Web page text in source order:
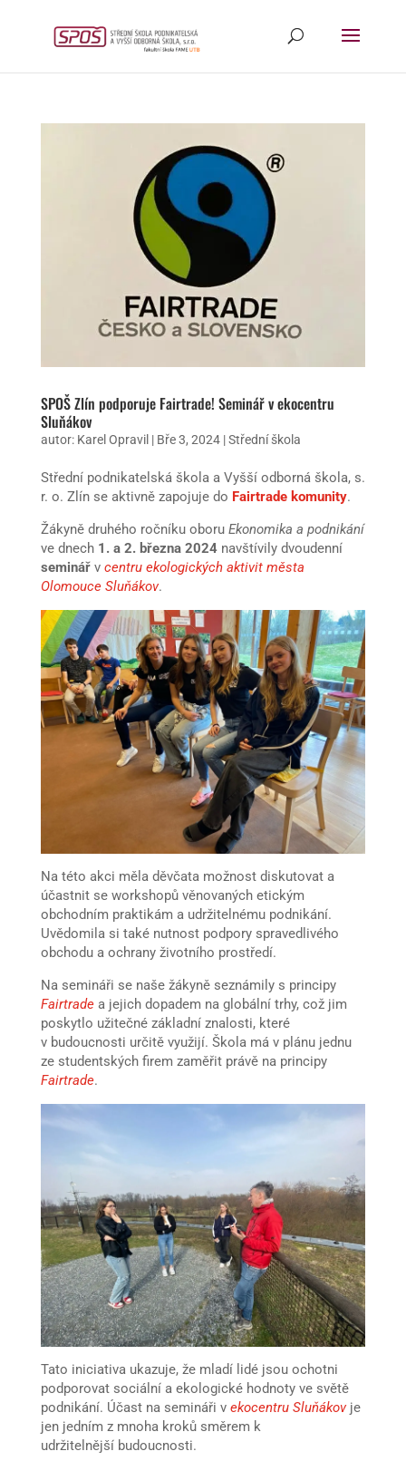
SPOŠ Zlín podporuje Fairtrade! Seminář v ekocentru
Sluňákov
autor: Karel Opravil | Bře 3, 2024|Střední škola
Střední podnikatelská škola a Vyšší odborná škola, s.
r. o. Zlín se aktivně zapojuje do Fairtrade komunity.
Žákyně druhého ročníku oboru Ekonomika a podnikání
ve dnech 1. a 2. března 2024navštívily dvoudenní
seminářv centru ekologických aktivit města
Olomouce Sluňákov.
Na této akci měla děvčata možnost diskutovat a
účastnit se workshopů věnovaných etickým
obchodním praktikám a udržitelnému podnikání.
Uvědomila si také nutnost podpory spravedlivého
obchodu a ochrany životního prostředí.
Na semináři se naše žákyně seznámily s principy
Fairtradea jejich dopadem na globální trhy, což jim
poskytlo užitečné základní znalosti, které
v budoucnosti určitě využijí. Škola má v plánu jednu
ze studentských firem zaměřit právě na principy
Fairtrade.
Tato iniciativa ukazuje, že mladí lidé jsou ochotni
podporovat sociální a ekologické hodnoty ve světě
podnikání. Účast na semináři v ekocentru Sluňákovje
jen jedním z mnoha kroků směrem k
udržitelnější budoucnosti.